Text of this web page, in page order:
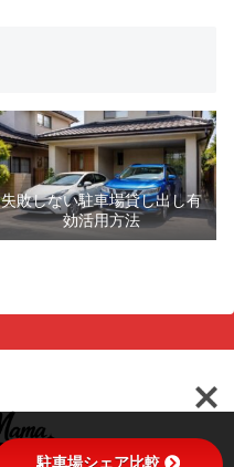
失敗しない駐車場貸し出し有
効活用方法
駐車場シェア比較